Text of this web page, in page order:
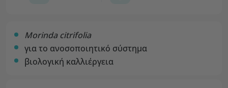
Morinda citrifolia
για το ανοσοποιητικό σύστημα
βιολογική καλλιέργεια